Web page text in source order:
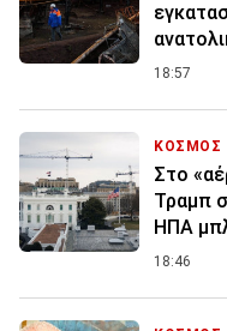
18:57
ΚΟΣΜΟΣ
Στο
Τραμπ
ΗΠΑ
18:46